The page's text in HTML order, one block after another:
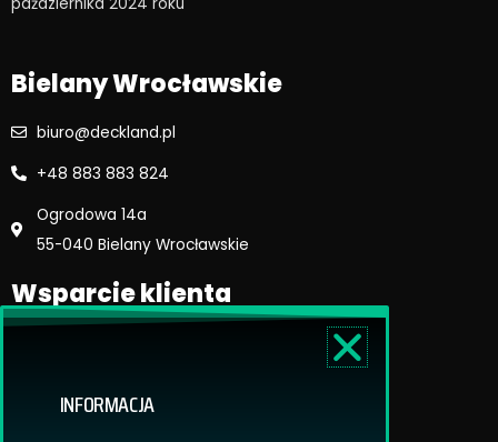
Bielany Wrocławskie
biuro@deckland.pl
+48 883 883 824
Ogrodowa 14a
55-040 Bielany Wrocławskie
Wsparcie klienta
Dostawa i płatność
INFORMACJA